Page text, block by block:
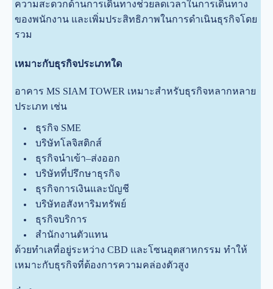
ความสะดวกด้านการเดินทางช่วยลดเวลาในการเดินทาง
ของพนักงาน และเพิ่มประสิทธิภาพในการดำเนินธุรกิจโดย
รวม
เหมาะกับธุรกิจประเภทใด
อาคาร MS SIAM TOWER เหมาะสำหรับธุรกิจหลากหลาย
ประเภท เช่น
ธุรกิจ SME
บริษัทโลจิสติกส์
ธุรกิจนำเข้า–ส่งออก
บริษัทที่ปรึกษาธุรกิจ
ธุรกิจการเงินและบัญชี
บริษัทอสังหาริมทรัพย์
ธุรกิจบริการ
สำนักงานตัวแทน
ด้วยทำเลที่อยู่ระหว่าง CBD และโซนอุตสาหกรรม ทำให้
เหมาะกับธุรกิจที่ต้องการความคล่องตัวสูง